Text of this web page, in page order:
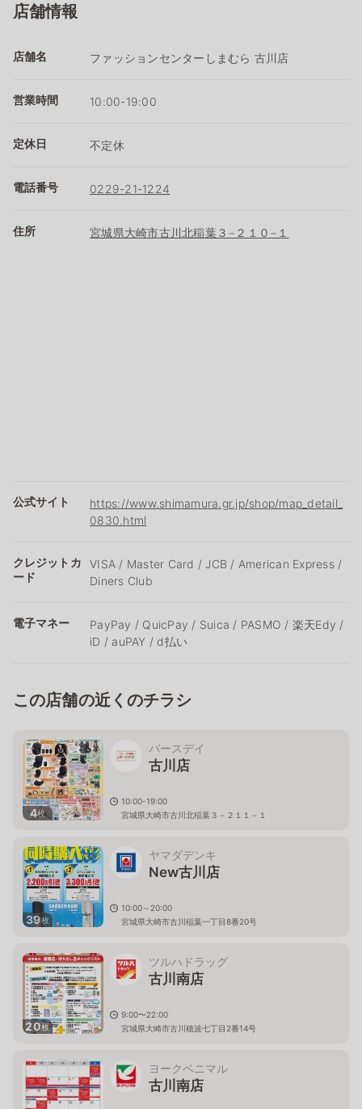
店舗情報
店舗名 ファッションセンターしまむら 古川店
営業時間 10:00-19:00
定休日 不定休
電話番号 0229-21-1224
住所 宮城県大崎市古川北稲葉３−２１０−１
公式サイト
https://www.shimamura.gr.jp/shop/map_detail_
0830.html
クレジットカ
ード
VISA / Master Card / JCB / American Express /
Diners Club
電子マネー
PayPay / QuicPay / Suica / PASMO / 楽天Edy /
iD / auPAY / d払い
この店舗の近くのチラシ
4枚
バースデイ
古川店
10:00-19:00
宮城県大崎市古川北稲葉３－２１１－１
39枚
ヤマダデンキ
New古川店
10:00～20:00
宮城県大崎市古川稲葉一丁目8番20号
20枚
ツルハドラッグ
古川南店
9:00〜22:00
宮城県大崎市古川穂波七丁目2番14号
ヨークベニマル
古川南店